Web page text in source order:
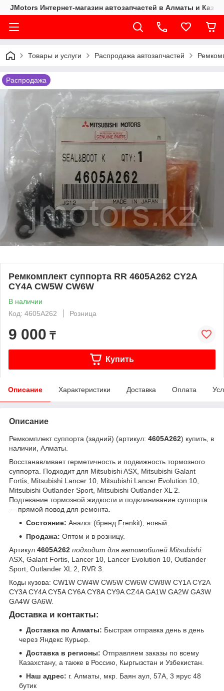
JMotors Интернет-магазин автозапчастей в Алматы и
Товары и услуги Распродажа автозапчастей
Распродажа
Ремкомплект суппорта RR 4605A262 CY2A
CY4A CW5W CW6W
В наличии
Код: 4605A262
Розница
9 000 ₸
Купить
Описание Характеристики Доставка Оплата
Описание
Ремкомплект суппорта (задний) (артикул: 4605A262) купить, в
наличии, Алматы.
Восстанавливает герметичность и подвижность тормозного
суппорта. Подходит для Mitsubishi ASX, Mitsubishi Galant
Fortis, Mitsubishi Lancer 10, Mitsubishi Lancer Evolution 10,
Mitsubishi Outlander Sport, Mitsubishi Outlander XL 2.
Подтекание тормозной жидкости и подклинивание суппорта
— прямой повод для ремонта.
Состояние: Аналог (бренд Frenkit), новый.
Продажа: Оптом и в розницу.
Артикул 4605A262 подходит для автомобилей Mitsubishi:
ASX, Galant Fortis, Lancer 10, Lancer Evolution 10, Outlander
Sport, Outlander XL 2, RVR 3.
Коды кузова: CW1W CW4W CW5W CW6W CW8W CY1A CY2A
CY3A CY4A CY5A CY6A CY8A CY9A CZ4A GA1W GA2W GA3W
GA4W GA6W.
Доставка и контакты:
Доставка по Алматы: Быстрая отправка день в день
через Яндекс Курьер.
Доставка в регионы: Отправляем заказы по всему
Казахстану, а также в Россию, Кыргызстан и Узбекистан.
Наш адрес: г. Алматы, мкр. Баян аул, 57А, 3 ярус 48
бутик